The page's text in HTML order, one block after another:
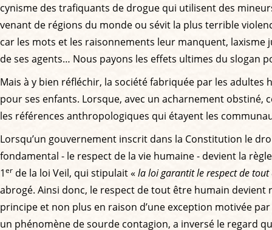
cynisme des trafiquants de drogue qui utilisent des
venant de régions du monde ou sévit la plus terrible
car les mots et les raisonnements leur manquent, laxisme
de ses agents… Nous payons les effets ultimes du slogan
Mais à y bien réfléchir, la société fabriquée par les adultes
pour ses enfants. Lorsque, avec un acharnement
les références anthropologiques qui étayent les
Lorsqu’un gouvernement inscrit dans la Constitution le
fondamental - le respect de la vie humaine - devient la
1er de la loi Veil, qui stipulait «la loi garantit le respect de tout
abrogé. Ainsi donc, le respect de tout être humain devient
principe et non plus en raison d’une exception motivée
un phénomène de sourde contagion, a inversé le regard